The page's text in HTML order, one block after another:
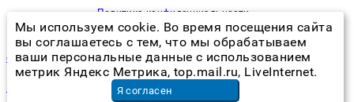
Политика конфиденциальности
спрей против клопов
косметический ремонт стоимость кв м
Мы используем cookie. Во время посещения сайта
вы соглашаетесь с тем, что мы обрабатываем
ваши персональные данные с использованием
метрик Яндекс Метрика, top.mail.ru, LiveInternet.
Я согласен